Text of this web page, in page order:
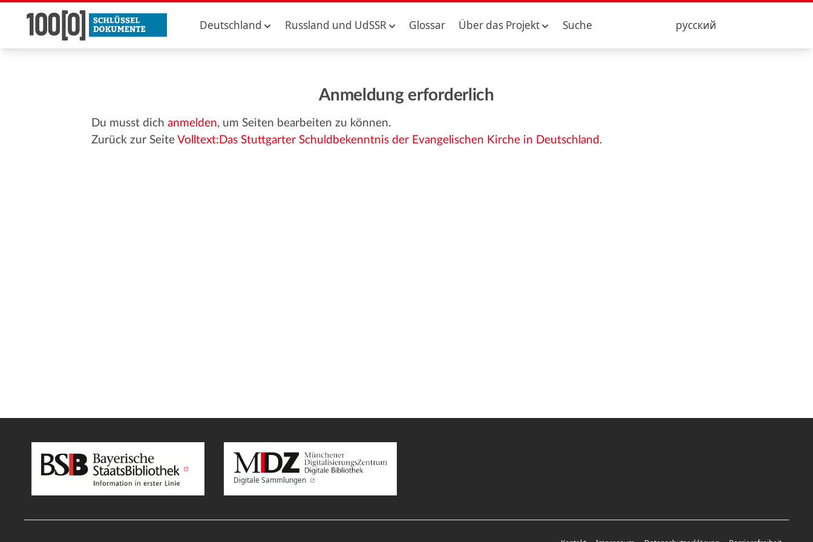
Deutschland Russland und UdSSR Glossar Über das Projekt Suche русский
Anmeldung erforderlich
Du musst dich anmelden, um Seiten bearbeiten zu können.
Zurück zur Seite Volltext:Das Stuttgarter Schuldbekenntnis der Evangelischen Kirche in Deutschland .
Digitale Sammlungen